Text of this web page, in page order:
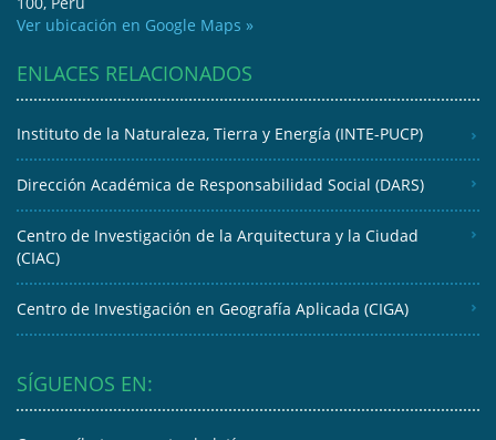
Ver ubicación en Google Maps »
ENLACES RELACIONADOS
Instituto de la Naturaleza, Tierra y Energía (INTE-PUCP)
Dirección Académica de Responsabilidad Social (DARS)
Centro de Investigación de la Arquitectura y la Ciudad
(CIAC)
Centro de Investigación en Geografía Aplicada (CIGA)
SÍGUENOS EN: